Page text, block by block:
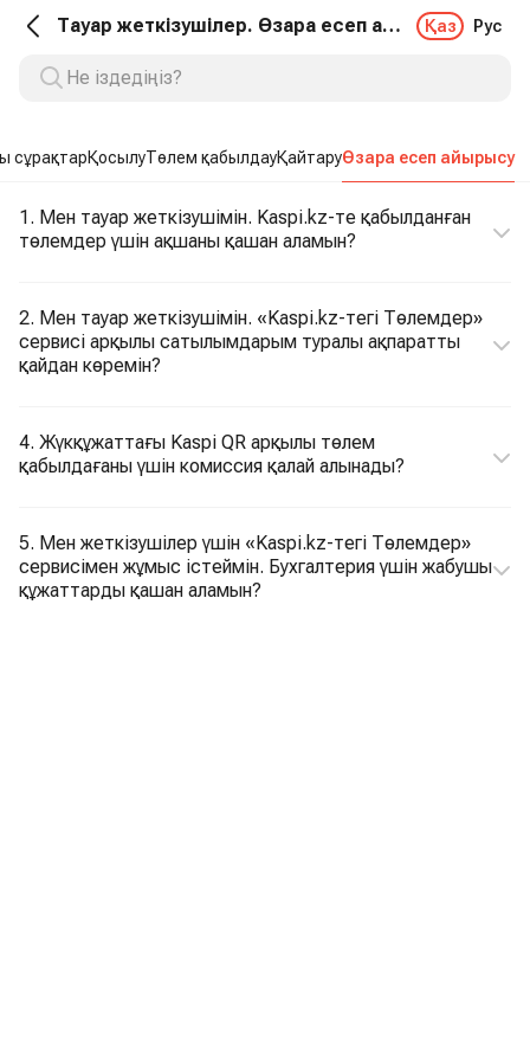
Тауар жеткізушілер. Өзара есеп айырысу Қаз Рус
сұрақтарҚосылуТөлем қабылдауҚайтаруӨзара есеп айырысу
1. Мен тауар жеткізушімін. Kaspi.kz-те қабылданған
төлемдер үшін ақшаны қашан аламын?
2. Мен тауар жеткізушімін. «Kaspi.kz-тегі Төлемдер»
сервисі арқылы сатылымдарым туралы ақпаратты
қайдан көремін?
4. Жүкқұжаттағы Kaspi QR арқылы төлем
қабылдағаны үшін комиссия қалай алынады?
5. Мен жеткізушілер үшін «Kaspi.kz-тегі Төлемдер»
сервисімен жұмыс істеймін. Бухгалтерия үшін жабушы
құжаттарды қашан аламын?